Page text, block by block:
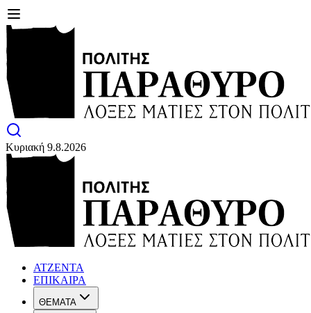
Κυριακή 9.8.2026
ΑΤΖΕΝΤΑ
ΕΠΙΚΑΙΡΑ
ΘΕΜΑΤΑ